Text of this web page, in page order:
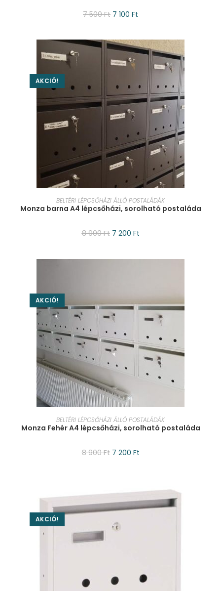
7 500Ft 7 100 Ft
AKCIÓ!
KOSÁRBA TESZEM
BELTÉRI LÉPCSŐHÁZI ÁLLÓ POSTALÁDÁK
Monza barna A4 lépcsőházi, sorolható postaláda
8 900Ft 7 200 Ft
AKCIÓ!
KOSÁRBA TESZEM
BELTÉRI LÉPCSŐHÁZI ÁLLÓ POSTALÁDÁK
Monza Fehér A4 lépcsőházi, sorolható postaláda
8 900Ft 7 200 Ft
AKCIÓ!